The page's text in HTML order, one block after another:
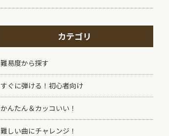
カテゴリ
難易度から探す
すぐに弾ける！初心者向け
かんたん＆カッコいい！
難しい曲にチャレンジ！